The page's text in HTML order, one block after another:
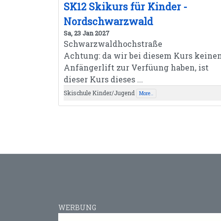
SK12 Skikurs für Kinder -
Nordschwarzwald
Sa, 23 Jan 2027
Schwarzwaldhochstraße
Achtung: da wir bei diesem Kurs
Anfängerlift zur Verfüung haben, ist
dieser Kurs dieses ...
Skischule Kinder/Jugend More..
WERBUNG